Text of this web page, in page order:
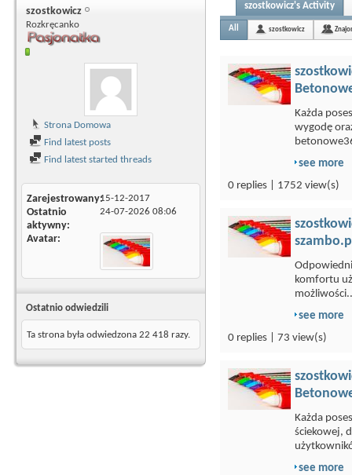
szostkowicz
Rozkręcanko
Strona Domowa
Find latest posts
Find latest started threads
Zarejestrowany15-12-2017
Ostatnio
aktywny
24-07-2026 08:06
Avatar
Ostatnio odwiedzili
Ta strona była odwiedzona 22 418 razy.
szostkowicz's Activity
All szostkowicz
Każda
wygodę
see more
0 replies | 1752 view(s)
komfortu
see more
0 replies | 73 view(s)
Każda
ściekowej,
see more